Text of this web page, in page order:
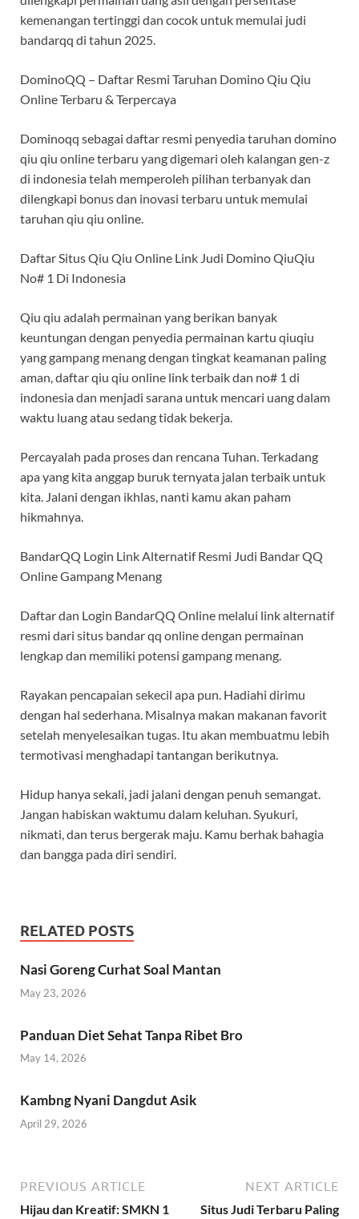
kemenangan tertinggi dan cocok untuk memulai judi
bandarqq di tahun 2025.
DominoQQ – Daftar Resmi Taruhan Domino Qiu Qiu
Online Terbaru & Terpercaya
Dominoqq sebagai daftar resmi penyedia taruhan domino
qiu qiu online terbaru yang digemari oleh kalangan gen-z
di indonesia telah memperoleh pilihan terbanyak dan
dilengkapi bonus dan inovasi terbaru untuk memulai
taruhan qiu qiu online.
Daftar Situs Qiu Qiu Online Link Judi Domino QiuQiu
No# 1 Di Indonesia
Qiu qiu adalah permainan yang berikan banyak
keuntungan dengan penyedia permainan kartu qiuqiu
yang gampang menang dengan tingkat keamanan paling
aman, daftar qiu qiu online link terbaik dan no# 1 di
indonesia dan menjadi sarana untuk mencari uang dalam
waktu luang atau sedang tidak bekerja.
Percayalah pada proses dan rencana Tuhan. Terkadang
apa yang kita anggap buruk ternyata jalan terbaik untuk
kita. Jalani dengan ikhlas, nanti kamu akan paham
hikmahnya.
BandarQQ Login Link Alternatif Resmi Judi Bandar QQ
Online Gampang Menang
Daftar dan Login BandarQQ Online melalui link alternatif
resmi dari situs bandar qq online dengan permainan
lengkap dan memiliki potensi gampang menang.
Rayakan pencapaian sekecil apa pun. Hadiahi dirimu
dengan hal sederhana. Misalnya makan makanan favorit
setelah menyelesaikan tugas. Itu akan membuatmu lebih
termotivasi menghadapi tantangan berikutnya.
Hidup hanya sekali, jadi jalani dengan penuh semangat.
Jangan habiskan waktumu dalam keluhan. Syukuri,
nikmati, dan terus bergerak maju. Kamu berhak bahagia
dan bangga pada diri sendiri.
RELATED POSTS
Nasi Goreng Curhat Soal Mantan
May 23, 2026
Panduan Diet Sehat Tanpa Ribet Bro
May 14, 2026
Kambng Nyani Dangdut Asik
April 29, 2026
PREVIOUS ARTICLE
Hijau dan Kreatif: SMKN 1
NEXT ARTICLE
Situs Judi Terbaru Paling